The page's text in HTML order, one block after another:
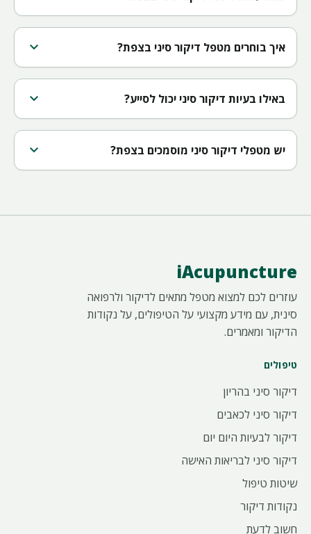
איך בוחרים מטפל דיקור סיני בצפת? expand_more
באילו בעיות דיקור סיני יכול לסייע? expand_more
יש מטפלי דיקור סיני מוסמכים בצפת? expand_more
iAcupuncture
עוזרים לכם למצוא מטפל מתאים לדיקור ולרפואה
סינית, עם מידע מקצועי על הטיפולים, על נקודות
הדיקור ומאמרים.
טיפולים
דיקור סיני בהריון
דיקור סיני לכאבים
דיקור לבעיות היום יום
דיקור סיני לבריאות האישה
שיטות טיפול
נקודות דיקור
חשוב לדעת